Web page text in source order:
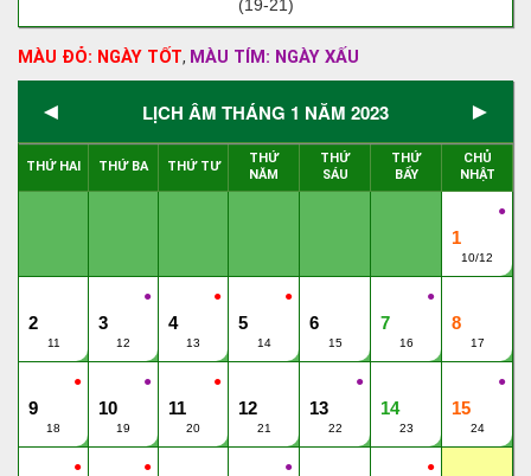
(19-21)
MÀU ĐỎ: NGÀY TỐT, MÀU TÍM: NGÀY XẤU
◄ LỊCH ÂM THÁNG 1 NĂM 2023 ►
THỨ HAI THỨ BA THỨ TƯ
THỨ
NĂM
THỨ
SÁU
THỨ
BẨY
CHỦ
NHẬT
●
1
10/12
2
11
●
3
12
●
4
13
●
5
14
6
15
●
7
16
8
17
●
9
18
●
10
19
●
11
20
12
21
●
13
22
14
23
●
15
24
● ● ● ●